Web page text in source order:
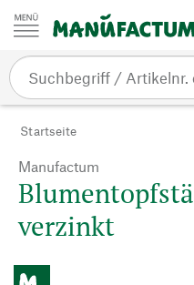
Zum Inhalt springen
Startseite
Manufactum
verzinkt